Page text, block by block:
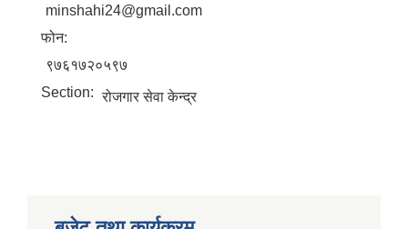
minshahi24@gmail.com
फोन:
९७६१७२०५९७
Section: रोजगार सेवा केन्द्र